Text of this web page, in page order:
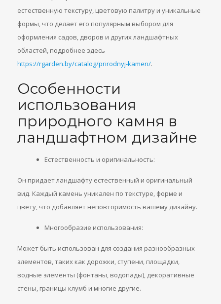
естественную текстуру, цветовую палитру и уникальные
формы, что делает его популярным выбором для
оформления садов, дворов и других ландшафтных
областей, подробнее здесь
https://rgarden.by/catalog/prirodnyj-kamen/.
Особенности
использования
природного камня в
ландшафтном дизайне
Естественность и оригинальность:
Он придает ландшафту естественный и оригинальный
вид. Каждый камень уникален по текстуре, форме и
цвету, что добавляет неповторимость вашему дизайну.
Многообразие использования:
Может быть использован для создания разнообразных
элементов, таких как дорожки, ступени, площадки,
водные элементы (фонтаны, водопады), декоративные
стены, границы клумб и многие другие.